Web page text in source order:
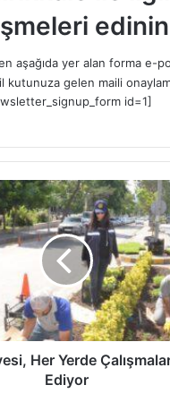
aşağıda yer alan forma e-
kutunuza gelen maili
id=1]
Her Yerde
Ediyor